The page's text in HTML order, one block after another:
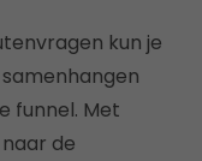
kun je
funnel. Met
de